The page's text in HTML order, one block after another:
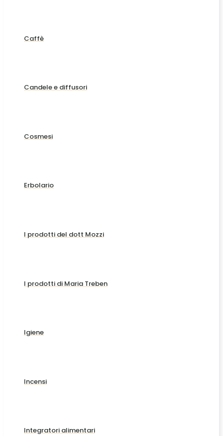
Caffè
Candele e diffusori
Cosmesi
Erbolario
I prodotti del dott Mozzi
I prodotti di Maria Treben
Igiene
Incensi
Integratori alimentari